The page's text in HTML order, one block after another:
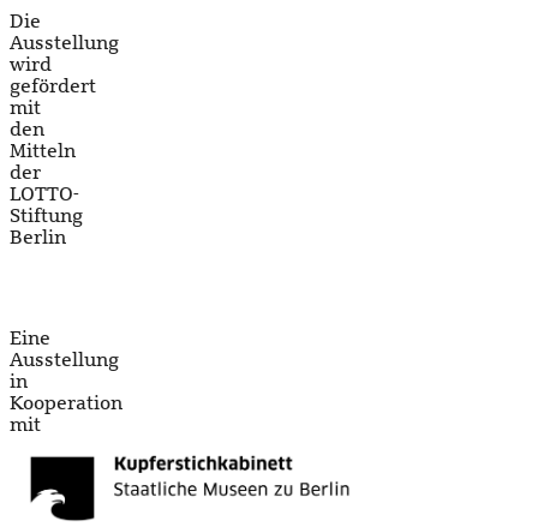
Die
Ausstellung
wird
gefördert
mit
den
Mitteln
der
LOTTO-
Stiftung
Berlin
Eine
Ausstellung
in
Kooperation
mit